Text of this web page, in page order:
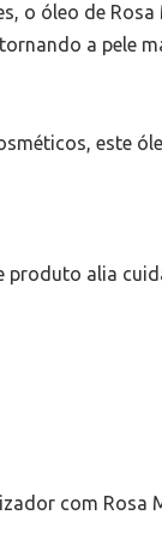
o óleo de
a pele
este
produto alia
com Rosa